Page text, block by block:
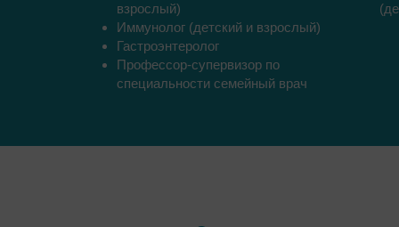
взрослый)
Иммунолог (детский и взрослый)
Гастроэнтеролог
Профессор-супервизор по
специальности семейный врач